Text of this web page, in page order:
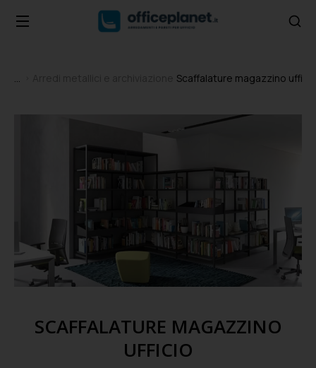
Tu sei qui: Scaffalature magazzino ufficio
SCAFFALATURE MAGAZZINO
UFFICIO